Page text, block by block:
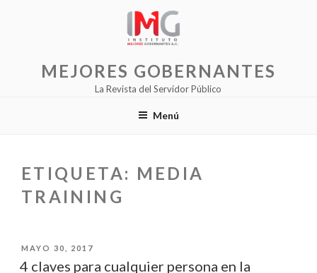
MEJORES GOBERNANTES
La Revista del Servidor Público
Menú
ETIQUETA: MEDIA
TRAINING
PUBLICADO
MAYO 30, 2017
4 claves para cualquier persona en la